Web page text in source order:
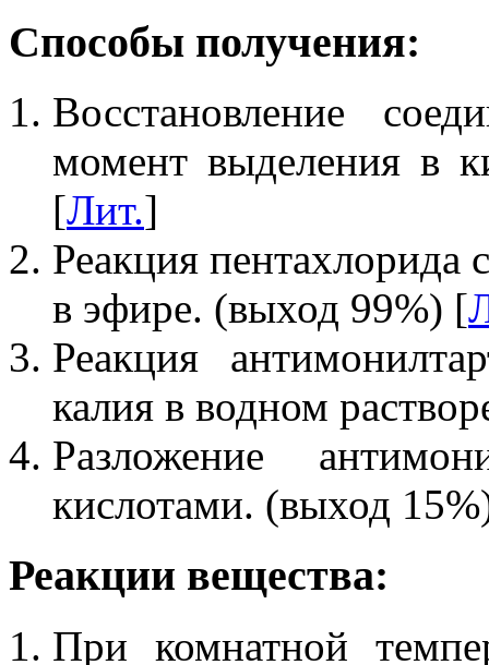
Способы получения:
Восстановление
момент выделения в
[Лит.]
Реакция
в эфире. (выход 99%) [
Реакция
калия в водном
Разложение
кислотами. (выход
Реакции вещества:
При комнатной